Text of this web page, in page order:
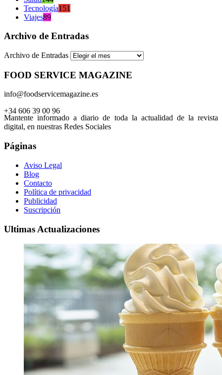
Tecnología151
Viajes89
Archivo de Entradas
Archivo de Entradas
FOOD SERVICE MAGAZINE
info@foodservicemagazine.es
+34 606 39 00 96
Mantente informado a diario de toda la actualidad de la revista
digital, en nuestras Redes Sociales
Páginas
Aviso Legal
Blog
Contacto
Política de privacidad
Publicidad
Suscripción
Ultimas Actualizaciones